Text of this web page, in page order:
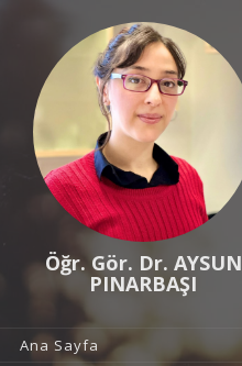
Öğr. Gör. Dr. AYSUN
PINARBAŞI
Ana Sayfa